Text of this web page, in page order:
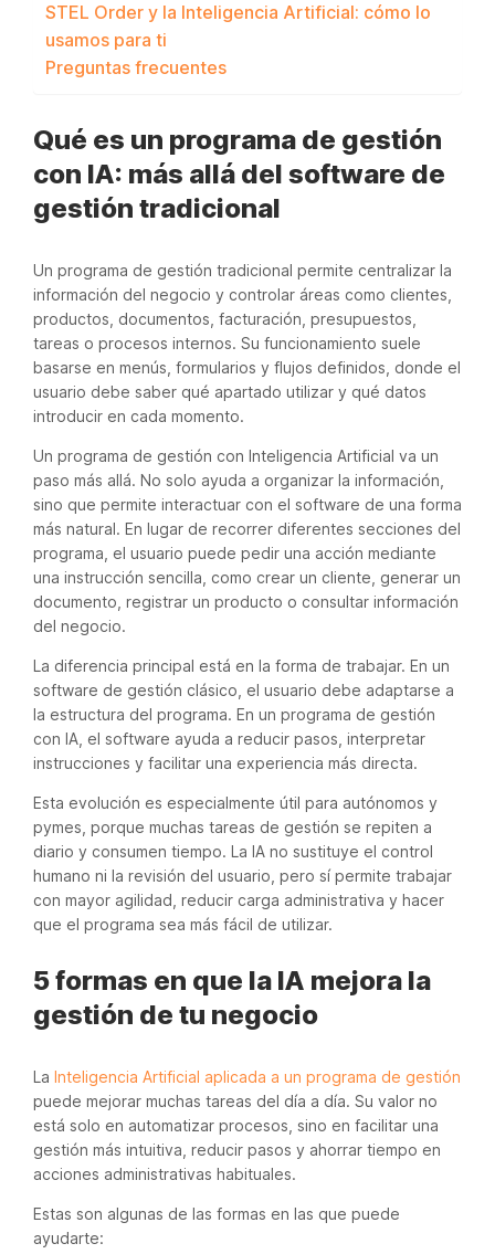
STEL Order y la Inteligencia Artificial: cómo lo
usamos para ti
Preguntas frecuentes
Qué es un programa de gestión
con IA: más allá del software de
gestión tradicional
Un programa de gestión tradicional permite centralizar la
información del negocio y controlar áreas como clientes,
productos, documentos, facturación, presupuestos,
tareas o procesos internos. Su funcionamiento suele
basarse en menús, formularios y flujos definidos, donde el
usuario debe saber qué apartado utilizar y qué datos
introducir en cada momento.
Un programa de gestión con Inteligencia Artificial va un
paso más allá. No solo ayuda a organizar la información,
sino que permite interactuar con el software de una forma
más natural. En lugar de recorrer diferentes secciones del
programa, el usuario puede pedir una acción mediante
una instrucción sencilla, como crear un cliente, generar un
documento, registrar un producto o consultar información
del negocio.
La diferencia principal está en la forma de trabajar. En un
software de gestión clásico, el usuario debe adaptarse a
la estructura del programa. En un programa de gestión
con IA, el software ayuda a reducir pasos, interpretar
instrucciones y facilitar una experiencia más directa.
Esta evolución es especialmente útil para autónomos y
pymes, porque muchas tareas de gestión se repiten a
diario y consumen tiempo. La IA no sustituye el control
humano ni la revisión del usuario, pero sí permite trabajar
con mayor agilidad, reducir carga administrativa y hacer
que el programa sea más fácil de utilizar.
5 formas en que la IA mejora la
gestión de tu negocio
La Inteligencia Artificial aplicada a un programa de gestión
puede mejorar muchas tareas del día a día. Su valor no
está solo en automatizar procesos, sino en facilitar una
gestión más intuitiva, reducir pasos y ahorrar tiempo en
acciones administrativas habituales.
Estas son algunas de las formas en las que puede
ayudarte: